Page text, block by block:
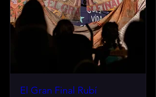
El Gran Final Rubí